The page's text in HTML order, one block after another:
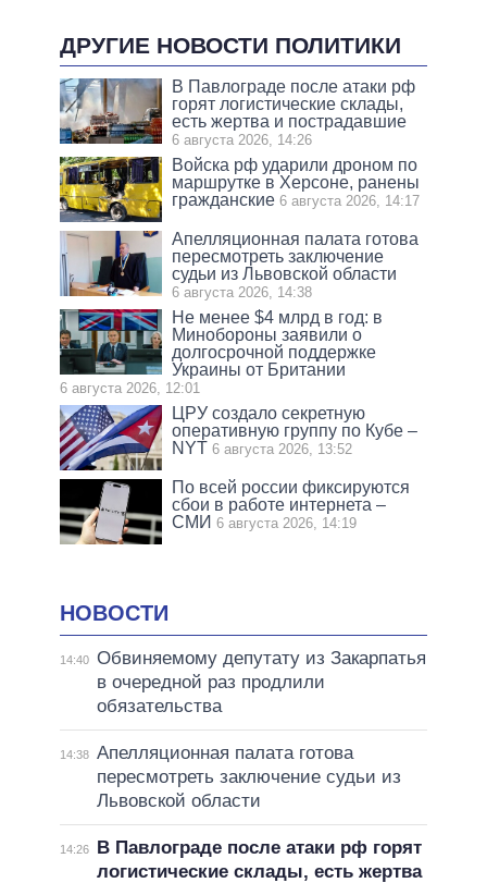
ДРУГИЕ НОВОСТИ ПОЛИТИКИ
В Павлограде после атаки рф
горят логистические склады,
есть жертва и пострадавшие
6 августа 2026, 14:26
Войска рф ударили дроном по
маршрутке в Херсоне, ранены
гражданские 6 августа 2026, 14:17
Апелляционная палата готова
пересмотреть заключение
судьи из Львовской области
6 августа 2026, 14:38
Не менее $4 млрд в год: в
Минобороны заявили о
долгосрочной поддержке
Украины от Британии
6 августа 2026, 12:01
ЦРУ создало секретную
оперативную группу по Кубе –
NYT 6 августа 2026, 13:52
По всей россии фиксируются
сбои в работе интернета –
СМИ 6 августа 2026, 14:19
НОВОСТИ
14:40 Обвиняемому депутату из Закарпатья
в очередной раз продлили
обязательства
14:38 Апелляционная палата готова
пересмотреть заключение судьи из
Львовской области
14:26
В Павлограде после атаки рф горят
логистические склады, есть жертва